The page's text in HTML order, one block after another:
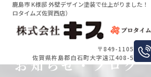
鹿島市 K様邸 外壁デザイン塗装で仕上がりました
ロタイムズ佐賀西店）
〒849-1105
佐賀県杵島郡白石町大字遠江408-5
お知らせ・ブログ